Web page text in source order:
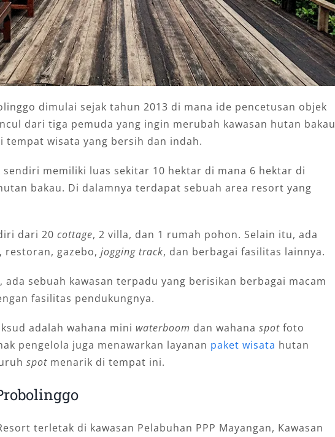
dimulai sejak tahun 2013 di mana ide pencetusan objek
dari tiga pemuda yang ingin merubah kawasan hutan bakau
tempat wisata yang bersih dan indah.
sendiri memiliki luas sekitar 10 hektar di mana 6 hektar di
bakau. Di dalamnya terdapat sebuah area resort yang
dari 20 cottage, 2 villa, dan 1 rumah pohon. Selain itu, ada
restoran, gazebo, jogging track, dan berbagai fasilitas lainnya.
sebuah kawasan terpadu yang berisikan berbagai macam
fasilitas pendukungnya.
adalah wahana mini waterboom dan wahana spotfoto
pengelola juga menawarkan layanan paket wisata hutan
spotmenarik di tempat ini.
terletak di kawasan Pelabuhan PPP Mayangan, Kawasan